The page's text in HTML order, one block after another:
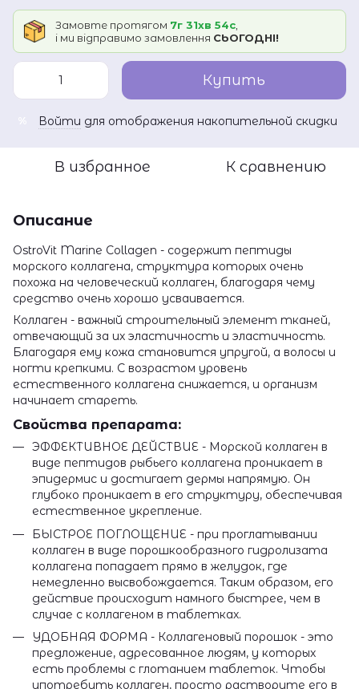
Замовте протягом 7г 31хв 54с
і ми відправимо замовлення СЬОГОДНІ!
Купить
Войти для отображения накопительной скидки
В избранное К сравнению
Описание
OstroVit Marine Collagen - содержит пептиды
морского коллагена, структура которых очень
похожа на человеческий коллаген, благодаря чему
средство очень хорошо усваивается.
Коллаген - важный строительный элемент тканей,
отвечающий за их эластичность и эластичность.
Благодаря ему кожа становится упругой, а волосы и
ногти крепкими. С возрастом уровень
естественного коллагена снижается, и организм
начинает стареть.
Свойства препарата:
ЭФФЕКТИВНОЕ ДЕЙСТВИЕ - Морской коллаген в
виде пептидов рыбьего коллагена проникает в
эпидермис и достигает дермы напрямую. Он
глубоко проникает в его структуру, обеспечивая
естественное укрепление.
БЫСТРОЕ ПОГЛОЩЕНИЕ - при проглатывании
коллаген в виде порошкообразного гидролизата
коллагена попадает прямо в желудок, где
немедленно высвобождается. Таким образом, его
действие происходит намного быстрее, чем в
случае с коллагеном в таблетках.
УДОБНАЯ ФОРМА - Коллагеновый порошок - это
предложение, адресованное людям, у которых
есть проблемы с глотанием таблеток. Чтобы
употребить коллаген, просто растворите его в